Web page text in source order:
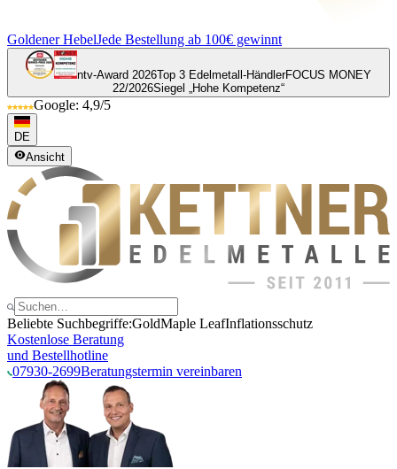
Goldener HebelJede Bestellung ab 100€ gewinnt
ntv-Award 2026Top 3 Edelmetall-HändlerFOCUS MONEY
22/2026Siegel „Hohe Kompetenz“
Google: 4,9/5
DE
Ansicht
Beliebte Suchbegriffe:GoldMaple LeafInflationsschutz
Kostenlose Beratung
und Bestellhotline
07930-2699Beratungstermin vereinbaren